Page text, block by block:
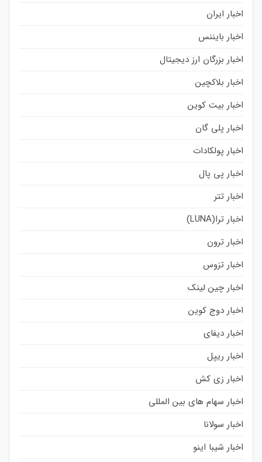
اخبار ایران
اخبار بایننس
اخبار بزرگان ارز دیجیتال
اخبار بلاکچین
اخبار بیت کوین
اخبار پلی گان
اخبار پولکادات
اخبار پی پال
اخبار تتر
اخبار ترا(LUNA)
اخبار ترون
اخبار تزوس
اخبار چین لینک
اخبار دوج کوین
اخبار دیفای
اخبار ریپل
اخبار زی کش
اخبار سهام های بین المللی
اخبار سولانا
اخبار شیبا اینو